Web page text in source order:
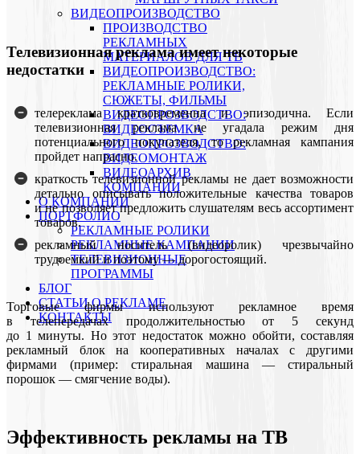
ВИДЕОПРОИЗВОДСТВО
ПРОИЗВОДСТВО
РЕКЛАМНЫХ
МАТЕРИАЛОВ ДЛЯ ТВ
ВИДЕОПРОИЗВОДСТВО:
РЕКЛАМНЫЕ РОЛИКИ,
СЮЖЕТЫ, ФИЛЬМЫ
ВИДЕОПРОЗВОДСТВО:
ВИДЕОСЪЕМКА
ВИДЕОПРОЗВОДСТВО:
ВИДЕОМОНТАЖ
ВИДЕОАРХИВ
КОМПАНИИ
О КОМПАНИИ
ПОРТФОЛИО
РЕКЛАМНЫЕ РОЛИКИ
РЕКЛАМНЫЕ КАМПАНИИ
ТЕЛЕВИЗИОННЫЕ
ПРОГРАММЫ
БЛОГ
СТАТЬИ О РЕКЛАМЕ
КОНТАКТЫ
Телевизионная реклама имеет некоторые
недостатки
телереклама кратковременна и эпизодична. Если
телевизионная реклама не угадала режим дня
потенциального покупателя, то рекламная кампания
пройдет напрасно.
краткость телевизионной рекламы не дает возможности
детально описывать положительные качества товаров
и не позволяет предложить слушателям весь ассортимент
товаров.
рекламный носитель (видеоролик) чрезвычайно
трудоемкий и поэтому — дорогостоящий.
Торговые фирмы используют рекламное время
в телепередачах продолжительностью от 5 секунд
до 1 минуты. Но этот недостаток можно обойти, составляя
рекламный блок на кооперативных началах с другими
фирмами (пример: стиральная машина — стиральный
порошок — смягчение воды).
Эффективность рекламы на ТВ